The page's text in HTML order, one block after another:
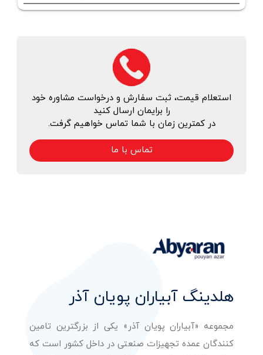
استعلام قیمت، ثبت سفارش و درخواست مشاوره خود
را برایمان ارسال کنید
در کمترین زمان با شما تماس خواهیم گرفت.
تماس با ما
هلدینگ آبیاران پویان آذر
مجموعه «آبیاران پویان آذر» یکی از بزرگترین تامین
کنندگان عمده تجهیزات صنعتی در داخل کشور است که